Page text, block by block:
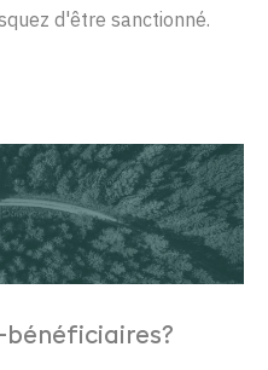
d'être sanctionné.
bénéficiaires?